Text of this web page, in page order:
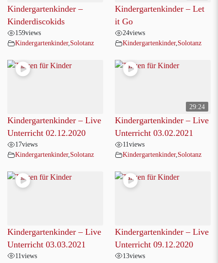
Kindergartenkinder –
Kinderdiscokids
159views
Kindergartenkinder,Solotanz
Kindergartenkinder – Let
it Go
24views
Kindergartenkinder,Solotanz
Kindergartenkinder – Live
Unterricht 02.12.2020
17views
Kindergartenkinder, Solotanz
29:24
Kindergartenkinder – Live
Unterricht 03.02.2021
11views
Kindergartenkinder, Solotanz
Kindergartenkinder – Live
Unterricht 03.03.2021
11views
Kindergartenkinder – Live
Unterricht 09.12.2020
13views